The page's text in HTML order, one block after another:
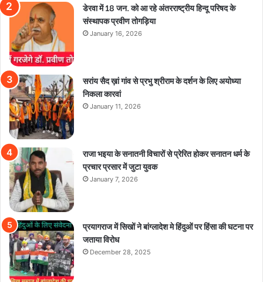
डेरवा में 18 जन. को आ रहे अंतरराष्ट्रीय हिन्दू परिषद के
संस्थापक प्रवीण तोगड़िया
January 16, 2026
सरांय सैद ख़ां गांव से प्रभु श्रीराम के दर्शन के लिए अयोध्या
निकला कारवां
January 11, 2026
राजा भइया के सनातनी विचारों से प्रेरित होकर सनातन धर्म के
प्रचार प्रसार में जुटा युवक
January 7, 2026
प्रयागराज में सिखों ने बांग्लादेश मे हिंदुओं पर हिंसा की घटना पर
जताया विरोध
December 28, 2025